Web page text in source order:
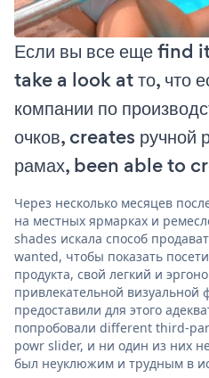
Если вы все еще find
take a look at то, что
компании по
очков, creates ручной
рамах, been able to
Через несколько месяцев
на местных ярмарках и
shades искала способ
wanted, чтобы показать
продукта, свой легкий и
привлекательной визуальной
предоставили для этого
попробовали different third-
powr slider, и ни один из них
был неуклюжим и трудным в